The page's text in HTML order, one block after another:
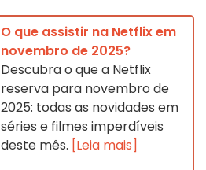
O que assistir na Netflix em
novembro de 2025?
Descubra o que a Netflix
reserva para novembro de
2025: todas as novidades em
séries e filmes imperdíveis
deste mês. [Leia mais]